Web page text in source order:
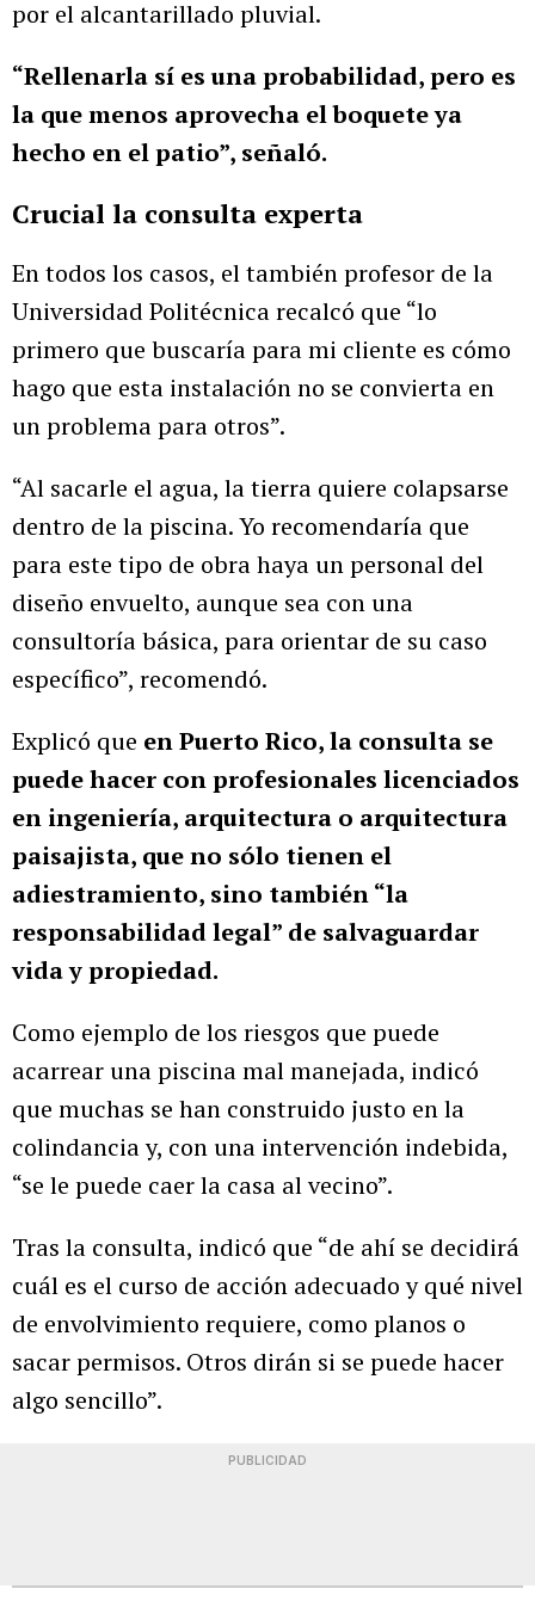
por el alcantarillado pluvial.
“Rellenarla sí es una probabilidad, pero es
la que menos aprovecha el boquete ya
hecho en el patio”, señaló.
Crucial la consulta experta
En todos los casos, el también profesor de la
Universidad Politécnica recalcó que “lo
primero que buscaría para mi cliente es cómo
hago que esta instalación no se convierta en
un problema para otros”.
“Al sacarle el agua, la tierra quiere colapsarse
dentro de la piscina. Yo recomendaría que
para este tipo de obra haya un personal del
diseño envuelto, aunque sea con una
consultoría básica, para orientar de su caso
específico”, recomendó.
Explicó que en Puerto Rico, la consulta se
puede hacer con profesionales licenciados
en ingeniería, arquitectura o arquitectura
paisajista, que no sólo tienen el
adiestramiento, sino también “la
responsabilidad legal” de salvaguardar
vida y propiedad.
Como ejemplo de los riesgos que puede
acarrear una piscina mal manejada, indicó
que muchas se han construido justo en la
colindancia y, con una intervención indebida,
“se le puede caer la casa al vecino”.
Tras la consulta, indicó que “de ahí se decidirá
cuál es el curso de acción adecuado y qué nivel
de envolvimiento requiere, como planos o
sacar permisos. Otros dirán si se puede hacer
algo sencillo”.
PUBLICIDAD